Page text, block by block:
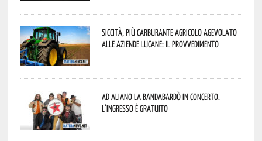
Siccità, più carburante agricolo agevolato
alle aziende lucane: il provvedimento
Ad Aliano la Bandabardò in concerto.
L’ingresso è gratuito